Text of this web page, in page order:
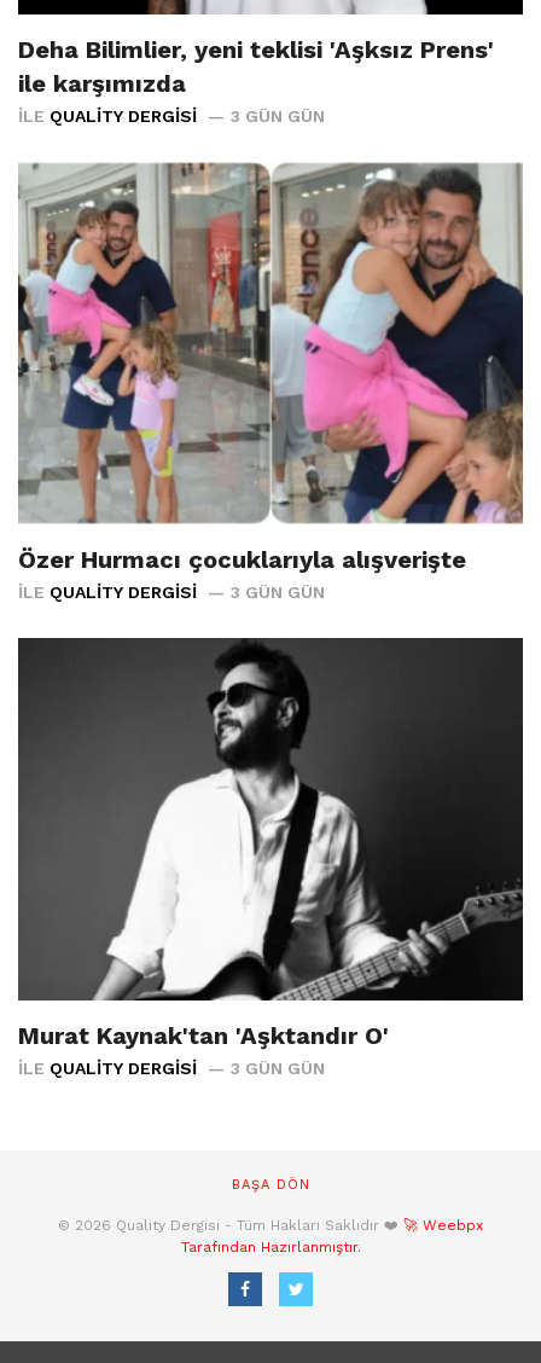
Deha Bilimlier, yeni teklisi 'Aşksız Prens'
ile karşımızda
İLE QUALITY DERGISI 3 GÜN GÜN
Özer Hurmacı çocuklarıyla alışverişte
İLE QUALITY DERGISI 3 GÜN GÜN
Murat Kaynak'tan 'Aşktandır O'
İLE QUALITY DERGISI 3 GÜN GÜN
BAŞA DÖN
© 2026 Quality Dergisi - Tüm Hakları Saklıdır ❤️ 🚀 Weebpx
Tarafından Hazırlanmıştır.